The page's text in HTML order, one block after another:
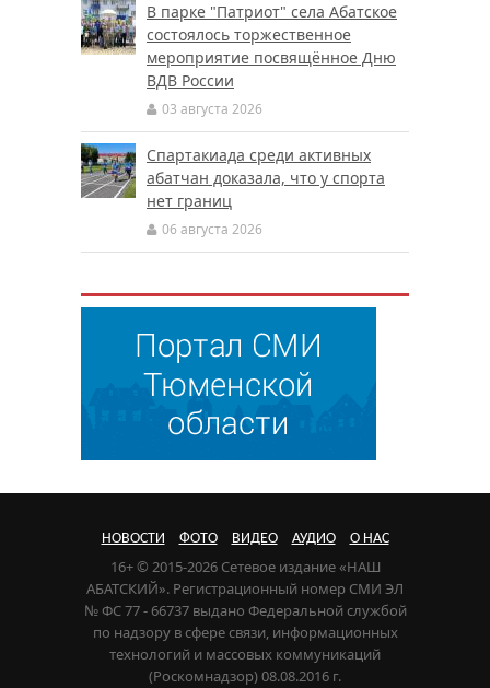
В парке "Патриот" села Абатское
состоялось торжественное
мероприятие посвящённое Дню
ВДВ России
03 августа 2026
Спартакиада среди активных
абатчан доказала, что у спорта
нет границ
06 августа 2026
НОВОСТИ ФОТО ВИДЕО АУДИО О НАС
16+ © 2015-2026 Сетевое издание «НАШ
АБАТСКИЙ». Регистрационный номер СМИ ЭЛ
№ ФС 77 - 66737 выдано Федеральной службой
по надзору в сфере связи, информационных
технологий и массовых коммуникаций
(Роскомнадзор) 08.08.2016 г.